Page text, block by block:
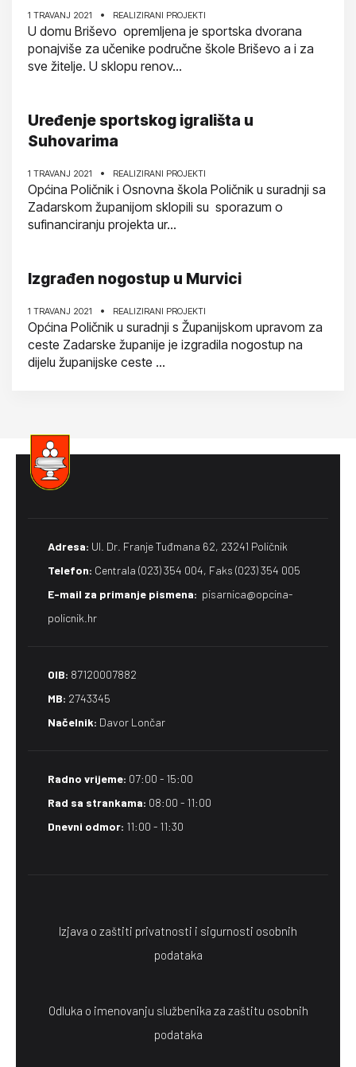
1 TRAVANJ 2021 REALIZIRANI PROJEKTI
U domu Briševo opremljena je sportska dvorana
ponajviše za učenike područne škole Briševo a i za
sve žitelje. U sklopu renov...
Uređenje sportskog igrališta u
Suhovarima
1 TRAVANJ 2021 REALIZIRANI PROJEKTI
Općina Poličnik i Osnovna škola Poličnik u suradnji sa
Zadarskom županijom sklopili su sporazum o
sufinanciranju projekta ur...
Izgrađen nogostup u Murvici
1 TRAVANJ 2021 REALIZIRANI PROJEKTI
Općina Poličnik u suradnji s Županijskom upravom za
ceste Zadarske županije je izgradila nogostup na
dijelu županijske ceste ...
Adresa: Ul. Dr. Franje Tuđmana 62, 23241 Poličnik
Telefon: Centrala (023) 354 004, Faks (023) 354 005
E-mail za primanje pismena​: pisarnica@opcina-
policnik.hr
OIB: 87120007882
MB: 2743345
Načelnik: Davor Lončar
Radno vrijeme: 07:00 - 15:00
Rad sa strankama: 08:00 - 11:00
Dnevni odmor: 11:00 - 11:30
Izjava o zaštiti privatnosti i sigurnosti osobnih
podataka
Odluka o imenovanju službenika za zaštitu osobnih
podataka